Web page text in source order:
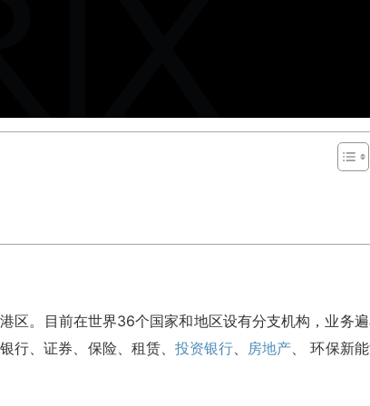
区。目前在世界36个国家和地区设有分支机构，业务
行、证券、保险、租赁、投资银行 房地产 、 环保新